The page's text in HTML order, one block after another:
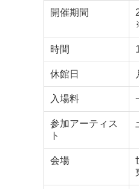
開催期間
時間
休館日
入場料
参加アーティス
ト
会場